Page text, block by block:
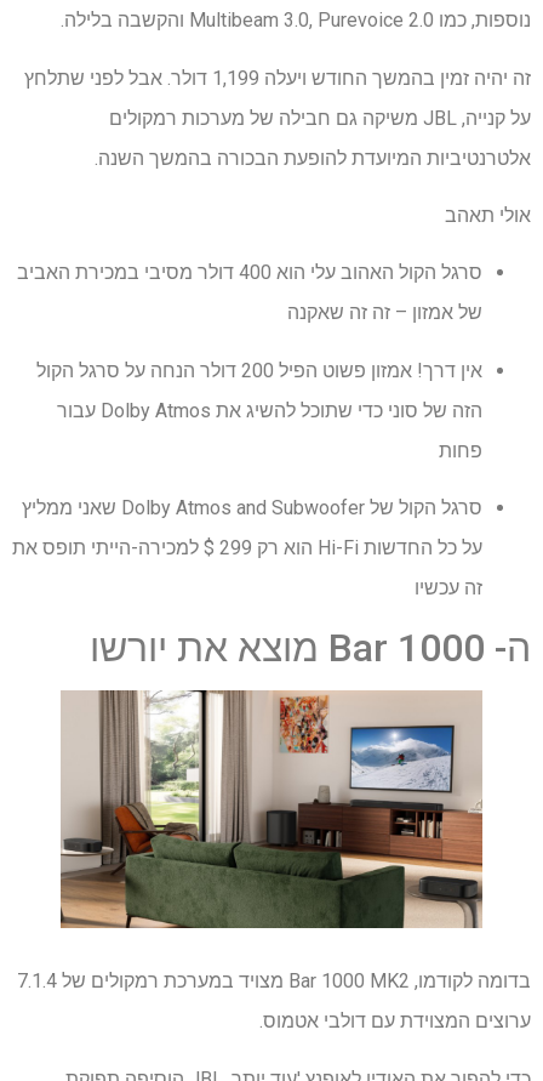
נוספות, כמו Multibeam 3.0, Purevoice 2.0 והקשבה בלילה.
זה יהיה זמין בהמשך החודש ויעלה 1,199 דולר. אבל לפני שתלחץ
על קנייה, JBL משיקה גם חבילה של מערכות רמקולים
אלטרנטיביות המיועדת להופעת הבכורה בהמשך השנה.
אולי תאהב
סרגל הקול האהוב עלי הוא 400 דולר מסיבי במכירת האביב
של אמזון – זה זה שאקנה
אין דרך! אמזון פשוט הפיל 200 דולר הנחה על סרגל הקול
הזה של סוני כדי שתוכל להשיג את Dolby Atmos עבור
פחות
סרגל הקול של Dolby Atmos and Subwoofer שאני ממליץ
על כל החדשות Hi-Fi הוא רק 299 $ למכירה-הייתי תופס את
זה עכשיו
ה- Bar 1000 מוצא את יורשו
בדומה לקודמו, Bar 1000 MK2 מצויד במערכת רמקולים של 7.1.4
ערוצים המצוידת עם דולבי אטמוס.